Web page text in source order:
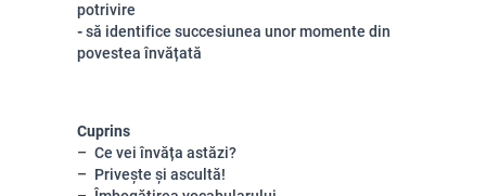
potrivire
-să identifice succesiunea unor momente din
povestea învățată
Cuprins
Ce vei învăța astăzi?
Privește și ascultă!